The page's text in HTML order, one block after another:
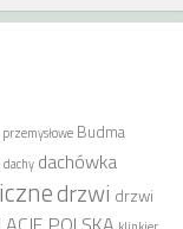
Budma
dachy dachówka
drzwi drzwi